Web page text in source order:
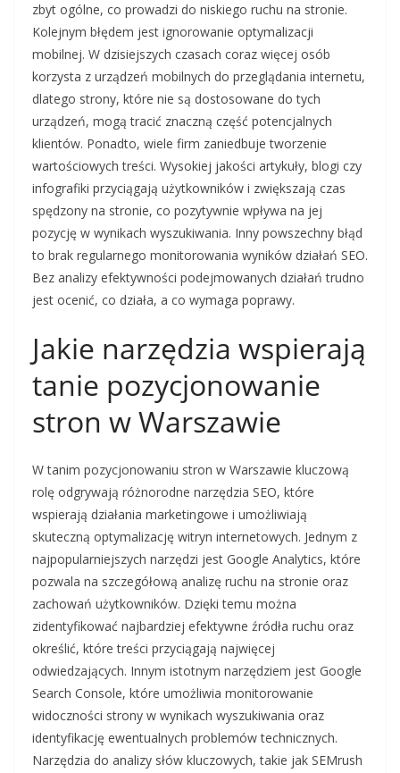
zbyt ogólne, co prowadzi do niskiego ruchu na stronie.
Kolejnym błędem jest ignorowanie optymalizacji
mobilnej. W dzisiejszych czasach coraz więcej osób
korzysta z urządzeń mobilnych do przeglądania internetu,
dlatego strony, które nie są dostosowane do tych
urządzeń, mogą tracić znaczną część potencjalnych
klientów. Ponadto, wiele firm zaniedbuje tworzenie
wartościowych treści. Wysokiej jakości artykuły, blogi czy
infografiki przyciągają użytkowników i zwiększają czas
spędzony na stronie, co pozytywnie wpływa na jej
pozycję w wynikach wyszukiwania. Inny powszechny błąd
to brak regularnego monitorowania wyników działań SEO.
Bez analizy efektywności podejmowanych działań trudno
jest ocenić, co działa, a co wymaga poprawy.
Jakie narzędzia wspierają
tanie pozycjonowanie
stron w Warszawie
W tanim pozycjonowaniu stron w Warszawie kluczową
rolę odgrywają różnorodne narzędzia SEO, które
wspierają działania marketingowe i umożliwiają
skuteczną optymalizację witryn internetowych. Jednym z
najpopularniejszych narzędzi jest Google Analytics, które
pozwala na szczegółową analizę ruchu na stronie oraz
zachowań użytkowników. Dzięki temu można
zidentyfikować najbardziej efektywne źródła ruchu oraz
określić, które treści przyciągają najwięcej
odwiedzających. Innym istotnym narzędziem jest Google
Search Console, które umożliwia monitorowanie
widoczności strony w wynikach wyszukiwania oraz
identyfikację ewentualnych problemów technicznych.
Narzędzia do analizy słów kluczowych, takie jak SEMrush